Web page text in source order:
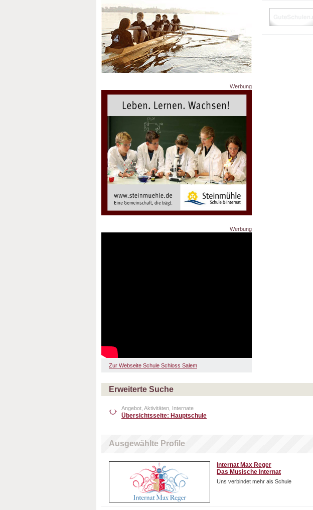
Werbung
Werbung
Zur Webseite Schule Schloss Salem
Erweiterte Suche
Angebot, Aktivitäten, Internate
Übersichtsseite: Hauptschule
Ausgewählte Profile
Internat Max Reger
Das Musische Internat
Uns verbindet mehr als Schule